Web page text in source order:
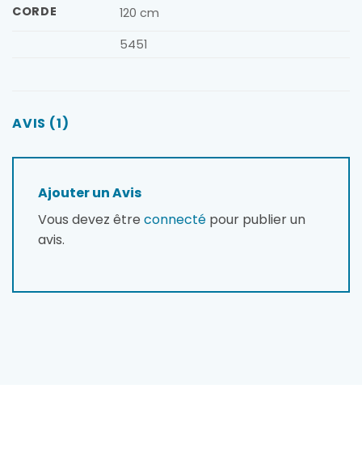
CORDE
120 cm
5451
AVIS (1)
Ajouter un Avis
Vous devez être connecté pour publier un
avis.